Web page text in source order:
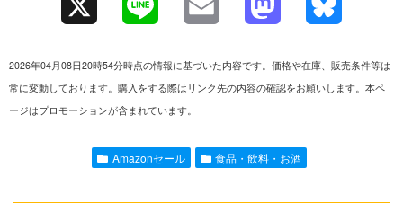
e
l o
2026年04月08日20時54分時点の情報に基づいた内容です。価格や在庫、販売条件等は
常に変動しております。購入をする際はリンク先の内容の確認をお願いします。本ペ
ージはプロモーションが含まれています。
Amazonセール 食品・飲料・お酒